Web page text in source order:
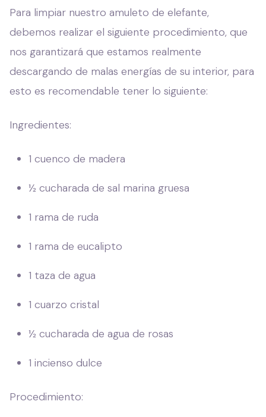
Para limpiar nuestro amuleto de elefante,
debemos realizar el siguiente procedimiento, que
nos garantizará que estamos realmente
descargando de malas energías de su interior, para
esto es recomendable tener lo siguiente:
Ingredientes:
1 cuenco de madera
½ cucharada de sal marina gruesa
1 rama de ruda
1 rama de eucalipto
1 taza de agua
1 cuarzo cristal
½ cucharada de agua de rosas
1 incienso dulce
Procedimiento: